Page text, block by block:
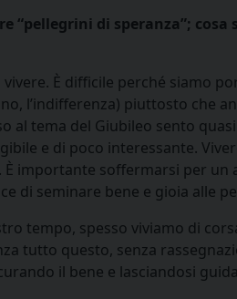
“pellegrini di speranza”; cosa
È difficile perché siamo
l’indifferenza) piuttosto che
al tema del Giubileo sento
e di poco interessante.
importante soffermarsi per un
di seminare bene e gioia alle
tempo, spesso viviamo di
tutto questo, senza
il bene e lasciandosi